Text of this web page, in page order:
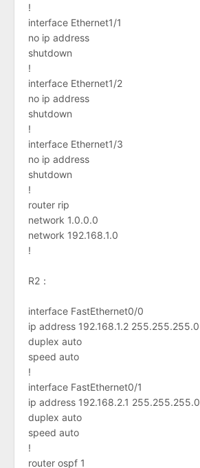
!
interface Ethernet1/1
no ip address
shutdown
!
interface Ethernet1/2
no ip address
shutdown
!
interface Ethernet1/3
no ip address
shutdown
!
router rip
network 1.0.0.0
network 192.168.1.0
!
R2：
interface FastEthernet0/0
ip address 192.168.1.2 255.255.255.0
duplex auto
speed auto
!
interface FastEthernet0/1
ip address 192.168.2.1 255.255.255.0
duplex auto
speed auto
!
router ospf 1